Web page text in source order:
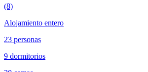
(8)
Alojamiento entero
23 personas
9 dormitorios